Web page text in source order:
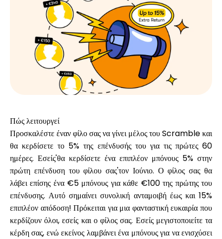
Ιστορικό γύρων
Ιστολόγιο
Επικοινωνήστε μαζί μας
Βοήθεια
Ο λογαριασμός μου
Πώς λειτουργεί
Προσκαλέστε έναν φίλο σας να γίνει μέλος του Scramble και
θα κερδίσετε το 5% της επένδυσής του για τις πρώτες 60
ημέρες. Εσείς'θα κερδίσετε ένα επιπλέον μπόνους 5% στην
πρώτη επένδυση του φίλου σας'τον Ιούνιο. Ο φίλος σας θα
λάβει επίσης ένα €5 μπόνους για κάθε €100 της πρώτης του
επένδυσης. Αυτό σημαίνει συνολική ανταμοιβήέως και 15%
επιπλέον απόδοση! Πρόκειται για μια φανταστική ευκαιρία που
κερδίζουν όλοι, εσείς και ο φίλος σας. Εσείς μεγιστοποιείτε τα
κέρδη σας, ενώ εκείνος λαμβάνει ένα μπόνους για να ενισχύσει